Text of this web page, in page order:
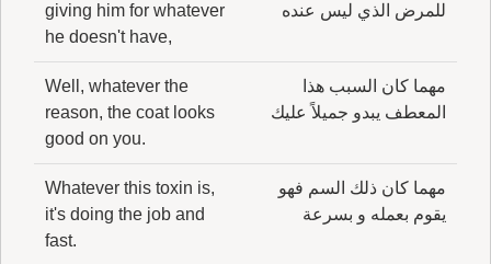
للمرض الذي ليس عنده
giving him for whatever
he doesn't have,
مهما كان السبب هذا
المعطف يبدو جميلاً عليك
Well, whatever the
reason, the coat looks
good on you.
مهما كان ذلك السم فهو
يقوم بعمله و بسرعة
Whatever this toxin is,
it's doing the job and
fast.